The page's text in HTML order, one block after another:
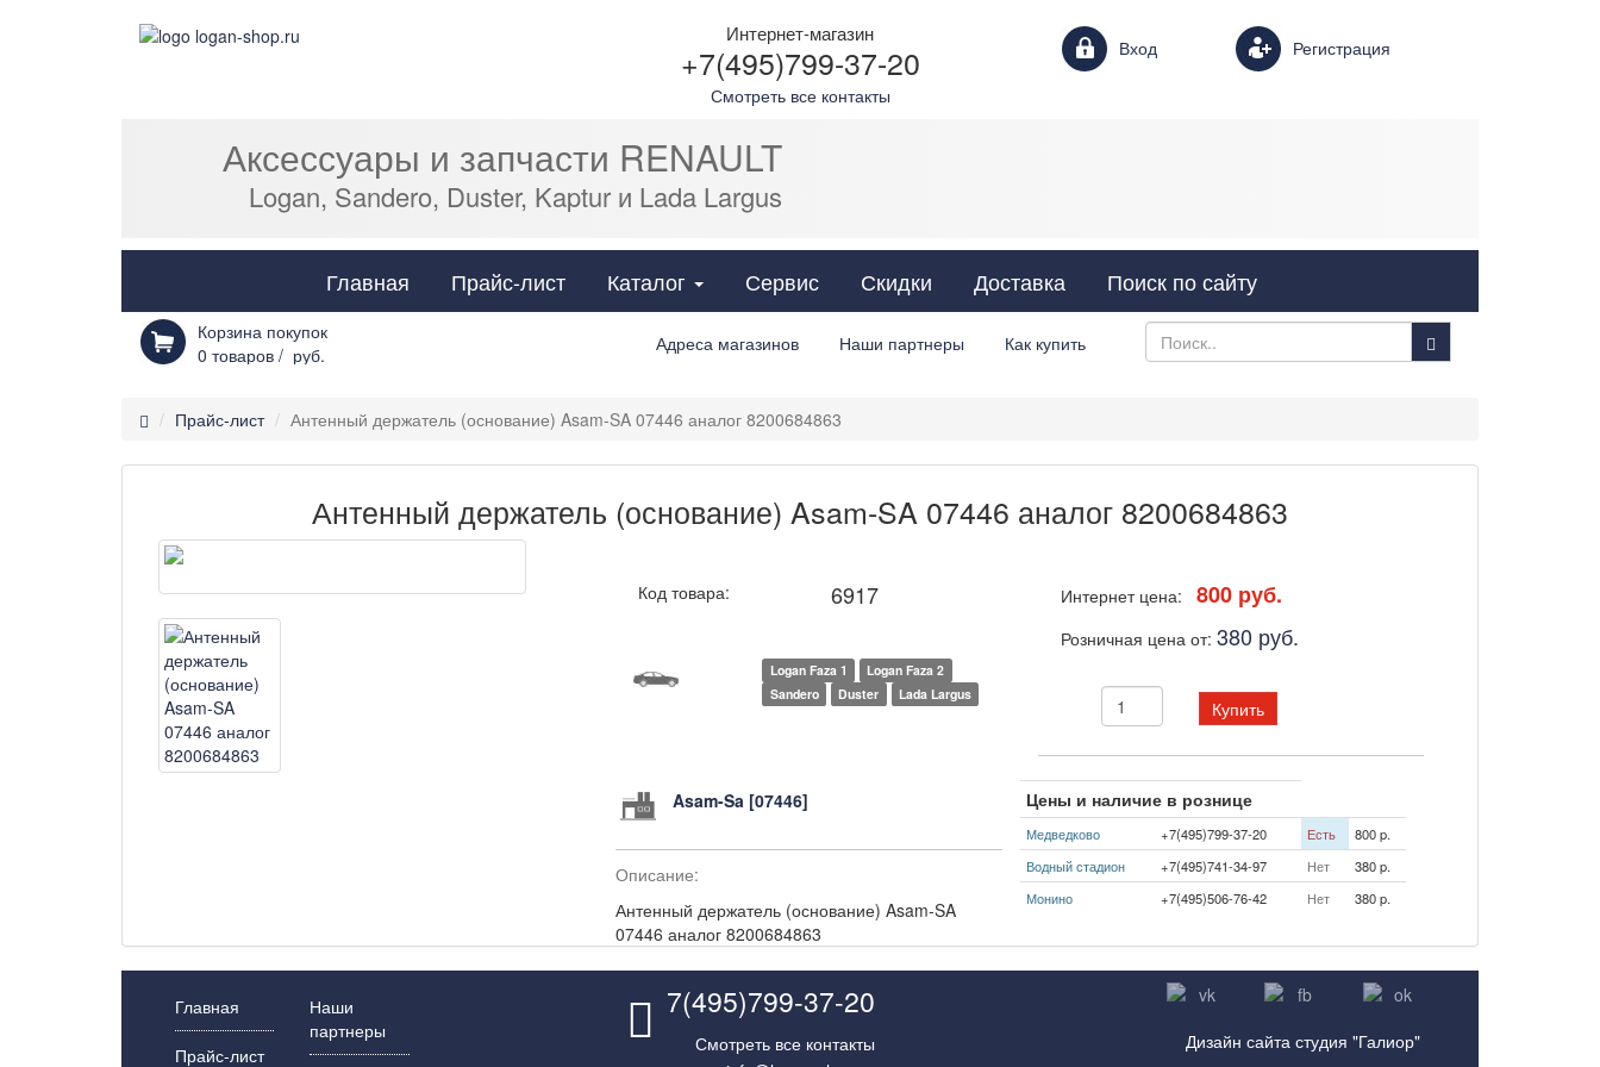
Интернет-магазин
+7(495)799-37-20
Смотреть все контакты
Вход Login form Регистрация
Аксессуары и запчасти RENAULT
Logan, Sandero, Duster, Kaptur и Lada Largus
Главная Прайс-лист Каталог Cats Сервис Скидки Доставка Поиск по сайту
Корзина покупок
0 товаров / руб. Адреса магазинов Наши партнеры Как купить
Прайс-лист Антенный держатель (основание) Asam-SA 07446 аналог 8200684863
Антенный держатель (основание) Asam-SA 07446 аналог 8200684863
Код товара: 6917
Logan Faza 1
Logan Faza 2
Sandero
Duster Lada Largus
Интернет цена: 800 руб.
Розничная цена от: 380 руб.
Купить
Asam-Sa [07446]
Описание:
Антенный держатель (основание) Asam-SA
07446 аналог 8200684863
Цены и наличие в рознице
Медведково +7(495)799-37-20 Есть
800 p.
Водный стадион
+7(495)741-34-97 Нет
380 p.
Монино
+7(495)506-76-42 Нет 380 p.
Главная
Прайс-лист
Наши
партнеры
7(495)799-37-20
Смотреть все контакты
Дизайн сайта студия "Галиор"